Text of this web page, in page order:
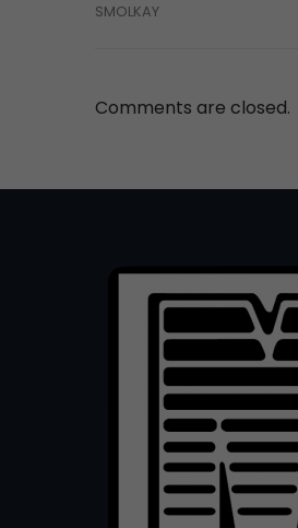
SMOLKAY
Comments are closed.